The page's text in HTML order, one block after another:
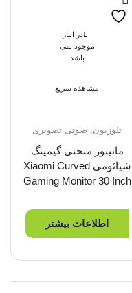
در انبار
موجود نمی
باشد
مشاهده سریع
تلوزیون صوتی تصویری
مانیتور منحنی گیمینگ
شیائومی Xiaomi Curved
Gaming Monitor 30 Inch
اطلاعات بیشتر